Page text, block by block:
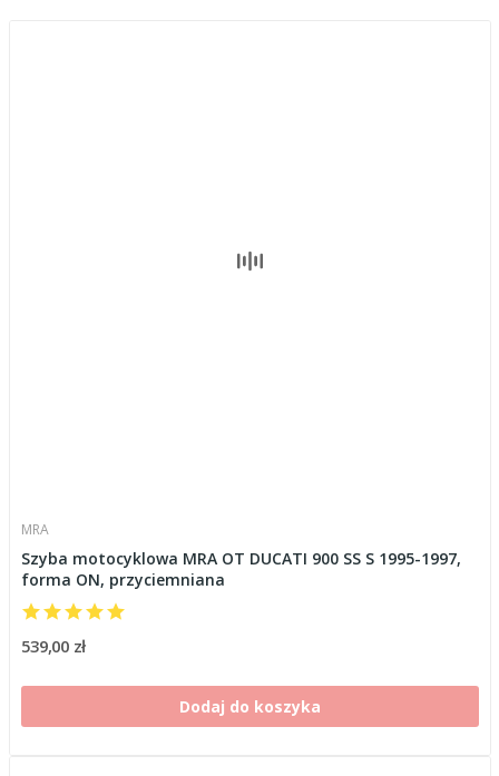
MRA
Szyba motocyklowa MRA OT DUCATI 900 SS S 1995-1997,
forma ON, przyciemniana
539,00 zł
Dodaj do koszyka